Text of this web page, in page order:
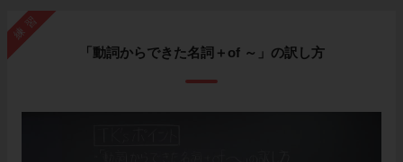
練習
「動詞からできた名詞＋of ～」の訳し方